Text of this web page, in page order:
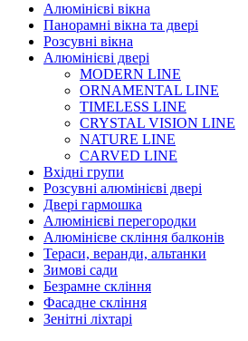
Алюмінієві вікна
Панорамні вікна та двері
Розсувні вікна
Алюмінієві двері
MODERN LINE
ORNAMENTAL LINE
TIMELESS LINE
CRYSTAL VISION LINE
NATURE LINE
CARVED LINE
Вхідні групи
Розсувні алюмінієві двері
Двері гармошка
Алюмінієві перегородки
Алюмінієве скління балконів
Тераси, веранди, альтанки
Зимові сади
Безрамне скління
Фасадне скління
Зенітні ліхтарі